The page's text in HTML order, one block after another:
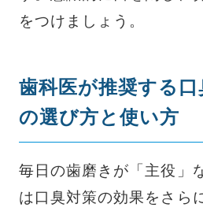
をつけましょう。
歯科医が推奨する
の選び方と使い方
毎日の歯磨きが「主役」
は口臭対策の効果をさら